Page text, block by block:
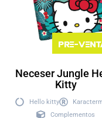
Pre-
Neceser Jungle
Kitty
Hello kitty
Complementos